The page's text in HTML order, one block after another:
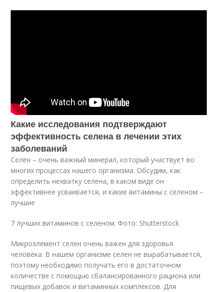
Какие исследования подтверждают
эффективность селена в лечении этих
заболеваний
Селен – очень важный минерал, который участвует во
многих процессах нашего организма. Обсудим, как
определить нехватку селена, в каком виде он
эффективнее усваивается, и какие витамины с селеном –
лучшие
7 лучших витаминов с селеном. Фото: Shutterstock
Микроэлемент селен очень важен для здоровья
человека. В нашем организме селен не вырабатывается,
поэтому необходимо получать его в достаточном
количестве с помощью сбалансированного рациона или
пищевых добавок и витаминных комплексов. Для